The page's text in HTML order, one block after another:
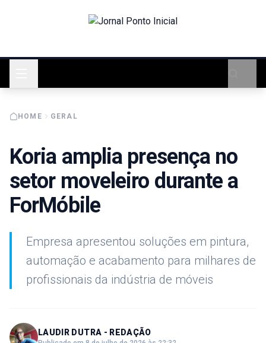
HOME GERAL
Koria amplia presença no
setor moveleiro durante a
ForMóbile
Empresa apresentou soluções em pintura,
automação e acabamento para milhares de
profissionais da indústria de móveis
LAUDIR DUTRA - REDAÇÃO